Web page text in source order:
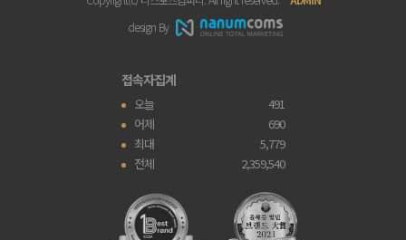
design By
접속자집계
오늘
491
어제
690
최대
5,779
전체
2,359,540